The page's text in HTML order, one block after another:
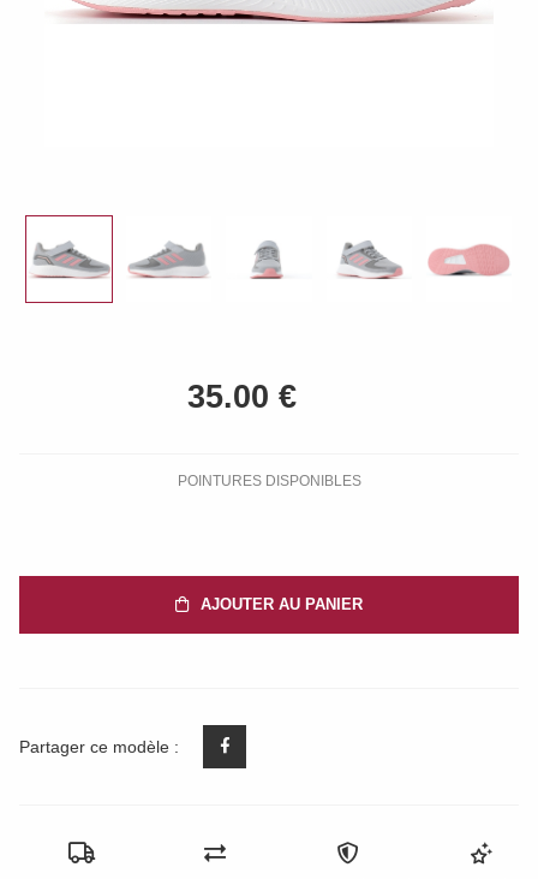
POINTURES DISPONIBLES
AJOUTER AU PANIER
Partager ce modèle :